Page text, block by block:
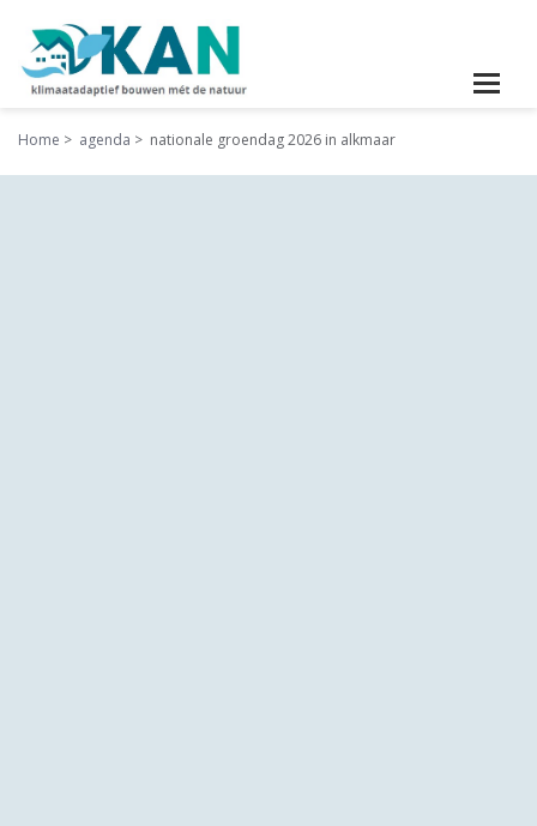
Home agenda nationale groendag 2026 in alkmaar